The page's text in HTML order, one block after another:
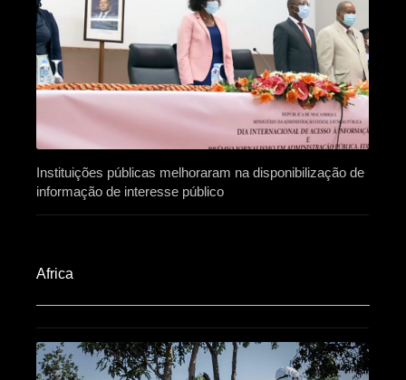
Instituições públicas melhoraram na disponibilização de
informação de interesse público
Africa​